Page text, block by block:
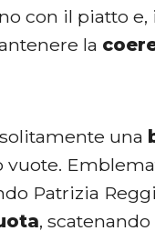
con il piatto e,
la
una
vuote.
Patrizia
,